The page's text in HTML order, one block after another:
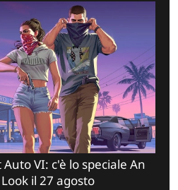
VI: c'è lo speciale An
il 27 agosto